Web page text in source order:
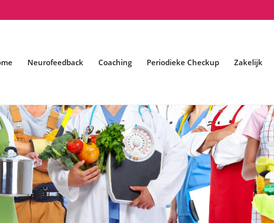
Neurofeedback Coaching Periodieke Checkup Zakelijk